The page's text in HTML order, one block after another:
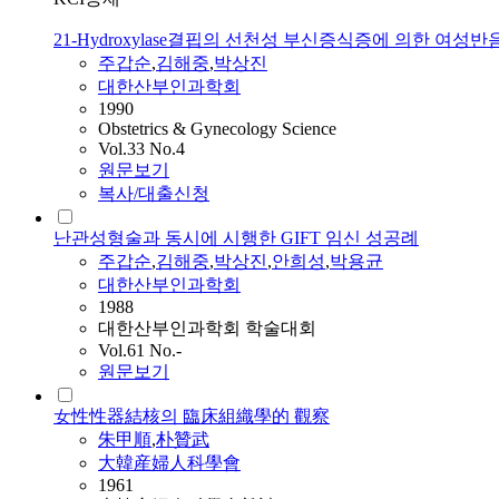
21-Hydroxylase결핍의 선천성 부신증식증에 의한 여성반
주갑순,김해중,박상진
대한산부인과학회
1990
Obstetrics & Gynecology Science
Vol.33 No.4
원문보기
복사/대출신청
난관성형술과 동시에 시행한 GIFT 임신 성공례
주갑순,김해중,박상진,안희성,박용균
대한산부인과학회
1988
대한산부인과학회 학술대회
Vol.61 No.-
원문보기
女性性器結核의 臨床組織學的 觀察
朱甲順,朴贊武
大韓産婦人科學會
1961